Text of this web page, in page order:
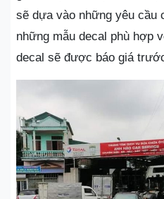
sẽ dựa vào những yêu cầu
những mẫu decal phù hợp
decal sẽ được báo giá